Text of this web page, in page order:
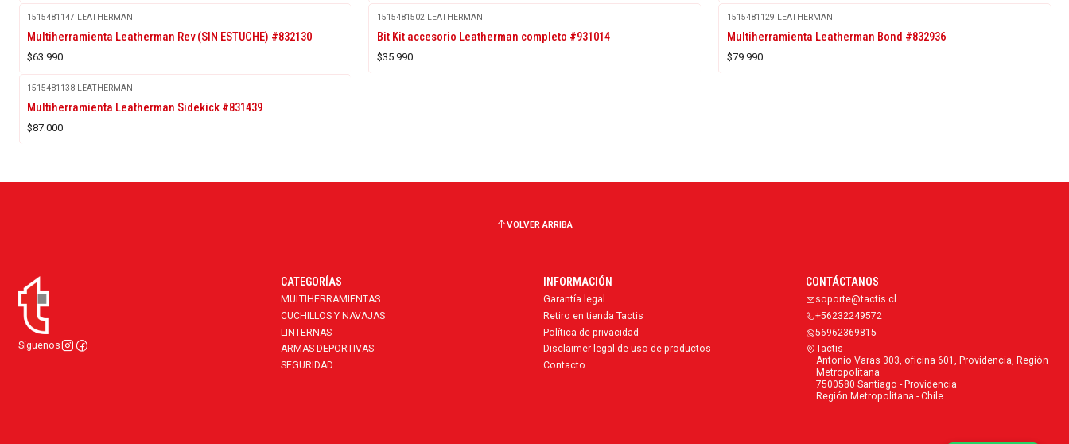
1515481147|LEATHERMAN
Multiherramienta Leatherman Rev (SIN ESTUCHE) #832130
$63.990
1515481502|LEATHERMAN
Bit Kit accesorio Leatherman completo #931014
$35.990
1515481129|LEATHERMAN
Multiherramienta Leatherman Bond #832936
$79.990
1515481138|LEATHERMAN
Multiherramienta Leatherman Sidekick #831439
$87.000
VOLVER ARRIBA
Síguenos
CATEGORÍAS
MULTIHERRAMIENTAS
CUCHILLOS Y NAVAJAS
LINTERNAS
ARMAS DEPORTIVAS
SEGURIDAD
INFORMACIÓN
Garantía legal
Retiro en tienda Tactis
Política de privacidad
Disclaimer legal de uso de productos
Contacto
CONTÁCTANOS
soporte@tactis.cl
+56232249572
56962369815
Tactis
Antonio Varas 303, oficina 601, Providencia, Región
Metropolitana
7500580 Santiago - Providencia
Región Metropolitana - Chile